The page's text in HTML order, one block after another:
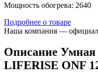
Мощность обогрева: 2640
Подробнее о товаре
Наша компания —
Описание Умная
LIFERISE ONF